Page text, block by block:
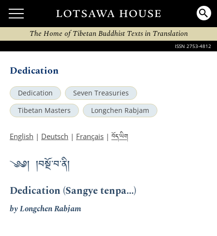
The Home of Tibetan Buddhist Texts in Translation
ISSN 2753-4812
Dedication
Dedication
Seven Treasuries
Tibetan Masters
Longchen Rabjam
English | Deutsch | Français | བོད་ཡིག
༄༅། །བསྔོ་བ་ནི།
Dedication (Sangye tenpa...)
by Longchen Rabjam